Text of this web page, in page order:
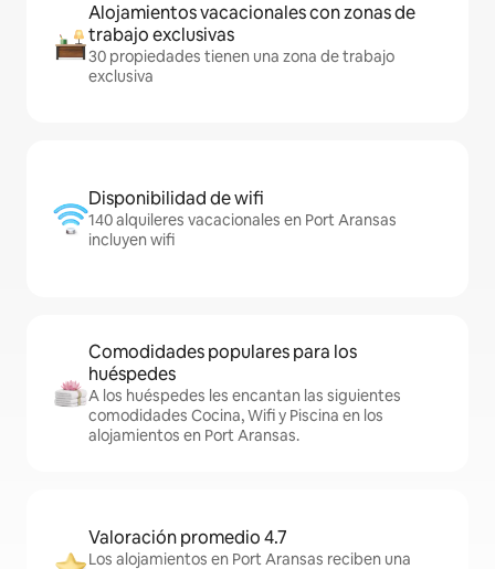
Alojamientos vacacionales con zonas de
trabajo exclusivas
30 propiedades tienen una zona de trabajo
exclusiva
Disponibilidad de wifi
140 alquileres vacacionales en Port Aransas
incluyen wifi
Comodidades populares para los
huéspedes
A los huéspedes les encantan las siguientes
comodidades Cocina, Wifi y Piscina en los
alojamientos en Port Aransas.
Valoración promedio 4.7
Los alojamientos en Port Aransas reciben una